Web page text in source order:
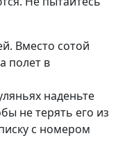
Вместо сотой
полет в
наденьте
не терять его из
с номером